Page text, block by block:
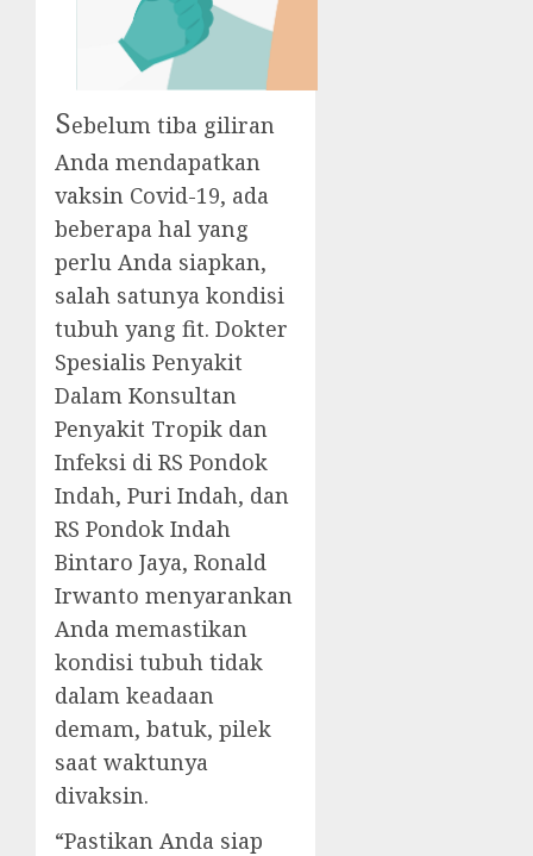
Sebelum tiba giliran
Anda mendapatkan
vaksin Covid-19, ada
beberapa hal yang
perlu Anda siapkan,
salah satunya kondisi
tubuh yang fit. Dokter
Spesialis Penyakit
Dalam Konsultan
Penyakit Tropik dan
Infeksi di RS Pondok
Indah, Puri Indah, dan
RS Pondok Indah
Bintaro Jaya, Ronald
Irwanto menyarankan
Anda memastikan
kondisi tubuh tidak
dalam keadaan
demam, batuk, pilek
saat waktunya
divaksin.
“Pastikan Anda siap